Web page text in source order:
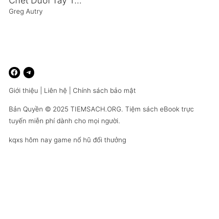
Greg Autry
Giới thiệu Liên hệ Chính sách bảo mật
Bản Quyền © 2025 TIEMSACH.ORG. Tiệm sách eBook trực
tuyến miễn phí dành cho mọi người.
kqxs hôm nay game nổ hũ đổi thưởng